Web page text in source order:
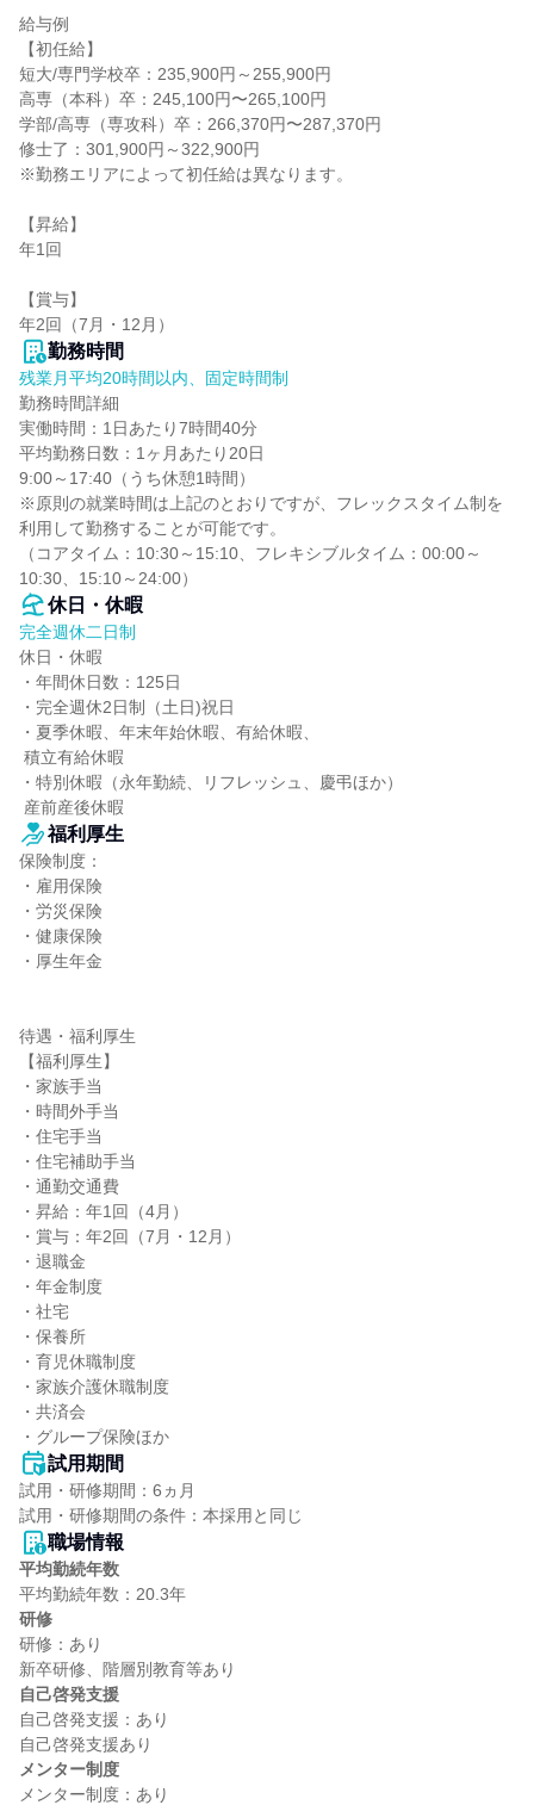
給与例
【初任給】
短大/専門学校卒：235,900円～255,900円
高専（本科）卒：245,100円〜265,100円
学部/高専（専攻科）卒：266,370円〜287,370円
修士了：301,900円～322,900円
※勤務エリアによって初任給は異なります。
【昇給】
年1回
【賞与】
年2回（7月・12月）
勤務時間
残業月平均20時間以内、固定時間制
勤務時間詳細
実働時間：1日あたり7時間40分
平均勤務日数：1ヶ月あたり20日
9:00～17:40（うち休憩1時間）
※原則の就業時間は上記のとおりですが、フレックスタイム制を
利用して勤務することが可能です。
（コアタイム：10:30～15:10、フレキシブルタイム：00:00～
10:30、15:10～24:00）
休日・休暇
完全週休二日制
休日・休暇
・年間休日数：125日
・完全週休2日制（土日)祝日
・夏季休暇、年末年始休暇、有給休暇、
・特別休暇（永年勤続、リフレッシュ、慶弔ほか）
産前産後休暇
福利厚生
保険制度：
・雇用保険
・労災保険
・健康保険
・厚生年金
待遇・福利厚生
【福利厚生】
・家族手当
・時間外手当
・住宅手当
・住宅補助手当
・通勤交通費
・昇給：年1回（4月）
・賞与：年2回（7月・12月）
・退職金
・年金制度
・社宅
・保養所
・育児休職制度
・家族介護休職制度
・共済会
・グループ保険ほか
試用期間
試用・研修期間：6ヵ月
職場情報
平均勤続年数
研修
研修：あり
自己啓発支援
自己啓発支援：あり
メンター制度
メンター制度：あり